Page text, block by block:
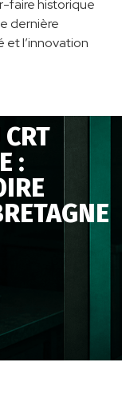
faire historique
dernière
et l’innovation
: